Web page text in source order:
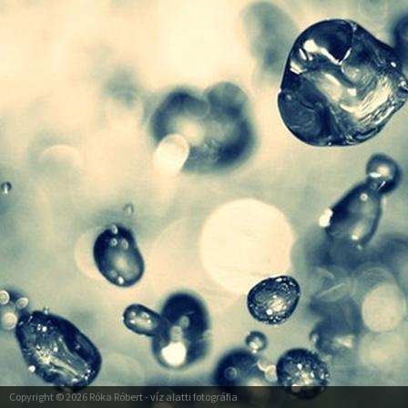
Copyright © 2026 Róka Róbert- víz alatti fotográfia